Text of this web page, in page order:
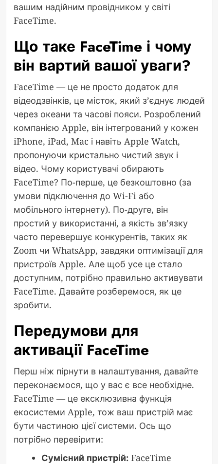
вашим надійним провідником у світі
FaceTime.
Що таке FaceTime і чому
він вартий вашої уваги?
FaceTime — це не просто додаток для
відеодзвінків, це місток, який з’єднує людей
через океани та часові пояси. Розроблений
компанією Apple, він інтегрований у кожен
iPhone, iPad, Mac і навіть Apple Watch,
пропонуючи кристально чистий звук і
відео. Чому користувачі обирають
FaceTime? По-перше, це безкоштовно (за
умови підключення до Wi-Fi або
мобільного інтернету). По-друге, він
простий у використанні, а якість зв’язку
часто перевершує конкурентів, таких як
Zoom чи WhatsApp, завдяки оптимізації для
пристроїв Apple. Але щоб усе це стало
доступним, потрібно правильно активувати
FaceTime. Давайте розберемося, як це
зробити.
Передумови для
активації FaceTime
Перш ніж пірнути в налаштування, давайте
переконаємося, що у вас є все необхідне.
FaceTime — це ексклюзивна функція
екосистеми Apple, тож ваш пристрій має
бути частиною цієї системи. Ось що
потрібно перевірити:
Сумісний пристрій:FaceTime